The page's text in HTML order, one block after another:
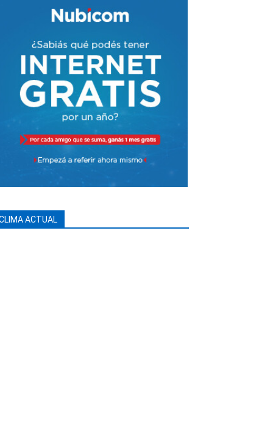
ACTUAL